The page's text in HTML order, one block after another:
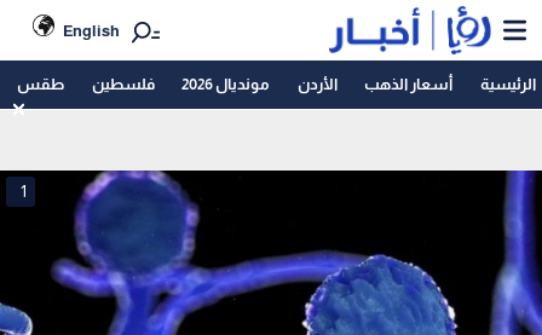
English
الرئيسية أسعار الذهب الأردن مونديال 2026 فلسطين طقس
1